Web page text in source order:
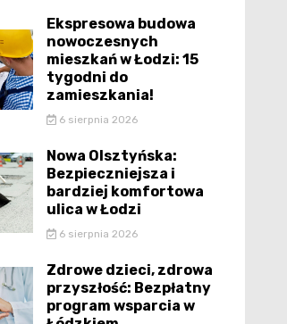
Ekspresowa budowa
nowoczesnych
mieszkań w Łodzi: 15
tygodni do
zamieszkania!
6 sierpnia 2026
Nowa Olsztyńska:
Bezpieczniejsza i
bardziej komfortowa
ulica w Łodzi
6 sierpnia 2026
Zdrowe dzieci, zdrowa
przyszłość: Bezpłatny
program wsparcia w